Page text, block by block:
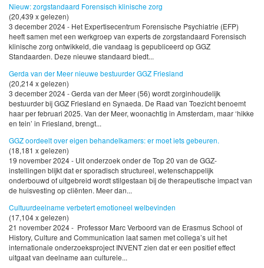
Nieuw: zorgstandaard Forensisch klinische zorg
(20,439 x gelezen)
3 december 2024 - Het Expertisecentrum Forensische Psychiatrie (EFP)
heeft samen met een werkgroep van experts de zorgstandaard Forensisch
klinische zorg ontwikkeld, die vandaag is gepubliceerd op GGZ
Standaarden. Deze nieuwe standaard biedt...
Gerda van der Meer nieuwe bestuurder GGZ Friesland
(20,214 x gelezen)
3 december 2024 - Gerda van der Meer (56) wordt zorginhoudelijk
bestuurder bij GGZ Friesland en Synaeda. De Raad van Toezicht benoemt
haar per februari 2025. Van der Meer, woonachtig in Amsterdam, maar ‘hikke
en tein’ in Friesland, brengt...
GGZ oordeelt over eigen behandelkamers: er moet iets gebeuren.
(18,181 x gelezen)
19 november 2024 - Uit onderzoek onder de Top 20 van de GGZ-
instellingen blijkt dat er sporadisch structureel, wetenschappelijk
onderbouwd of uitgebreid wordt stilgestaan bij de therapeutische impact van
de huisvesting op cliënten. Meer dan...
Cultuurdeelname verbetert emotioneel welbevinden
(17,104 x gelezen)
21 november 2024 - Professor Marc Verboord van de Erasmus School of
History, Culture and Communication laat samen met collega’s uit het
internationale onderzoeksproject INVENT zien dat er een positief effect
uitgaat van deelname aan culturele...